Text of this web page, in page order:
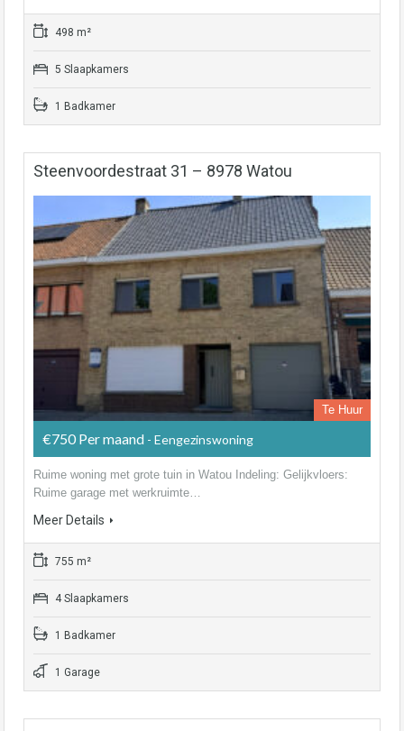
498 m²
5 Slaapkamers
1 Badkamer
Steenvoordestraat 31 – 8978 Watou
Te Huur
€750 Per maand - Eengezinswoning
Ruime woning met grote tuin in Watou Indeling: Gelijkvloers:
Ruime garage met werkruimte…
Meer Details
755 m²
4 Slaapkamers
1 Badkamer
1 Garage